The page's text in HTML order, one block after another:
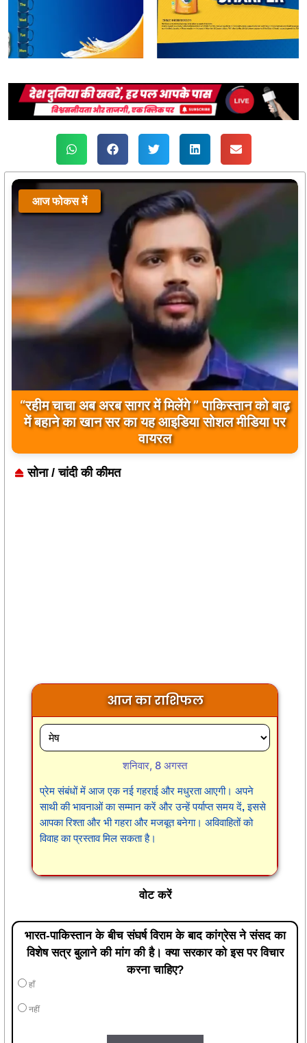
आज फोकस में
बिलावल भुट्टो द्वारा सिंधु नदी और भारत को लेकर दिए गए
बयान पर भारत के केंद्रीय मंत्रियों की कड़ी प्रतिक्रिया
सोना / चांदी की कीमत
आज का राशिफल
शनिवार, 8 अगस्त
प्रेम संबंधों में आज एक नई गहराई और मधुरता आएगी। अपने
साथी की भावनाओं का सम्मान करें और उन्हें पर्याप्त समय दें, इससे
आपका रिश्ता और भी गहरा और मजबूत बनेगा। अविवाहितों को
विवाह का प्रस्ताव मिल सकता है।
वोट करें
भारत-पाकिस्तान के बीच संघर्ष विराम के बाद कांग्रेस ने संसद का
विशेष सत्र बुलाने की मांग की है। क्या सरकार को इस पर विचार
करना चाहिए?
हाँ
नहीं